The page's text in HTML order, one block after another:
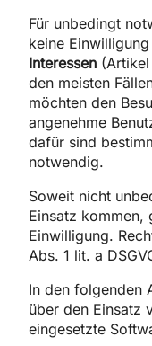
Für unbedingt
keine
Interessen
den meisten
möchten den
angenehme
dafür sind
notwendig.
Soweit nicht
Einsatz kommen,
Einwilligung.
Abs. 1 lit. a
In den folgenden
über den Einsatz
eingesetzte